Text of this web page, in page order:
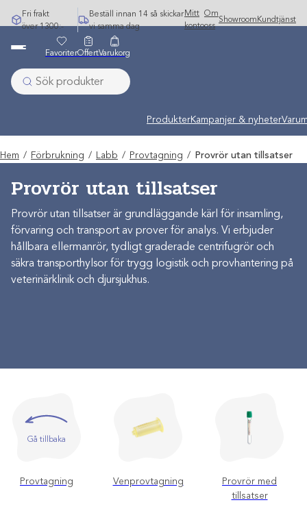
Hoppa
till
Fri frakt
över 1300:-
Beställ innan 14 så skickar
vi samma dag
Mitt
konto
Om
oss
Showroom Kundtjänst
ProdukterKampanjer & nyheter
FavoriterOffertVarukorg
Hem / Förbrukning / Labb / Provtagning / Provrör utan tillsatser
Provrör utan tillsatser
Provrör utan tillsatser är grundläggande kärl för insamling,
förvaring och transport av prover för analys. Vi erbjuder
hållbara ellermanrör, tydligt graderade centrifugrör och
säkra transporthylsor för trygg logistik och provhantering på
veterinärklinik och djursjukhus.
Gå tillbaka
Provtagning Venprovtagning
Provrör med
tillsatser